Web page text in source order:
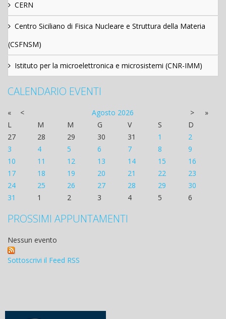
CERN
Centro Siciliano di Fisica Nucleare e Struttura della Materia
(CSFNSM)
Istituto per la microelettronica e microsistemi (CNR-IMM)
CALENDARIO EVENTI
« < Agosto 2026 >
»
L
M M G V S
D
27
28 29 30 31 1
2
3
4 5 6 7 8
9
10
11 12 13 14 15
16
17
18 19 20 21 22
23
24
25 26 27 28 29
30
31
1 2 3 4 5 6
PROSSIMI APPUNTAMENTI
Nessun evento
Sottoscrivi il Feed RSS